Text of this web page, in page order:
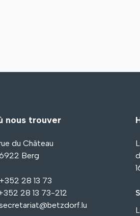
nous trouver
rue du Château
Berg
28 13 73
28 13 73-212